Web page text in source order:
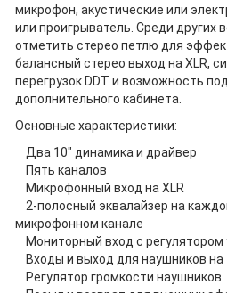
микрофон, акустические или
или проигрыватель. Среди других
отметить стерео петлю для
балансный стерео выход на XLR,
перегрузок DDT и возможность
дополнительного кабинета.
Основные характеристики:
Два 10" динамика и драйвер
Пять каналов
Микрофонный вход на XLR
2-полосный эквалайзер на
микрофонном канале
Мониторный вход с регулятором
Входы и выход для наушников на
Регулятор громкости наушников